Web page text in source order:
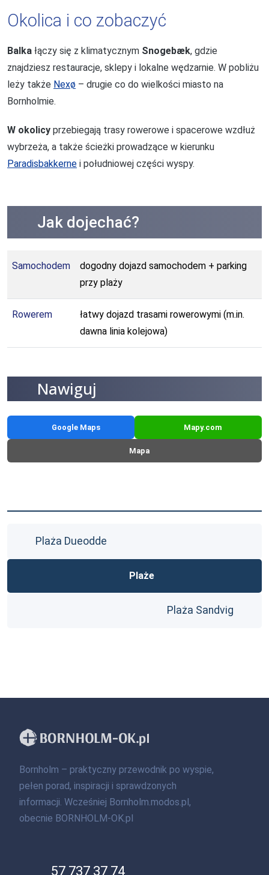
Okolica i co zobaczyć
Balka łączy się z klimatycznym Snogebæk, gdzie
znajdziesz restauracje, sklepy i lokalne wędzarnie. W pobliżu
leży także Nexø – drugie co do wielkości miasto na
Bornholmie.
W okolicy przebiegają trasy rowerowe i spacerowe wzdłuż
wybrzeża, a także ścieżki prowadzące w kierunku
Paradisbakkerne i południowej części wyspy.
Jak dojechać?
Samochodem
dogodny dojazd samochodem + parking
przy plaży
Rowerem
łatwy dojazd trasami rowerowymi (m.in.
dawna linia kolejowa)
Nawiguj
Google Maps Mapy.com
Mapa
Plaża Dueodde
Plaże
Plaża Sandvig
Bornholm – praktyczny przewodnik po wyspie,
pełen porad, inspiracji i sprawdzonych
informacji. Wcześniej Bornholm.modos.pl,
obecnie BORNHOLM-OK.pl
57 737 37 74